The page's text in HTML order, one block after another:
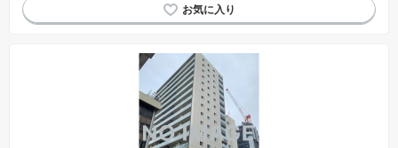
２４時間ゴミ捨て可能 IHクッキングヒーター